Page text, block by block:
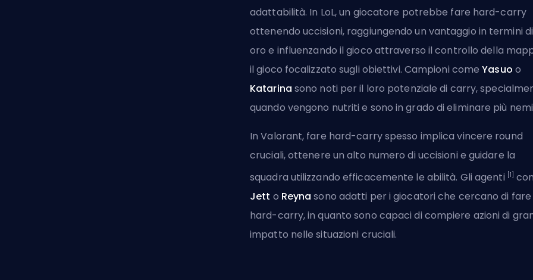
adattabilità. In LoL, un giocatore potrebbe fare hard-carry
ottenendo uccisioni, raggiungendo un vantaggio in termini di
oro e influenzando il gioco attraverso il controllo della
il gioco focalizzato sugli obiettivi. Campioni comeYasuo o
Katarina sono noti per il loro potenziale di carry,
quando vengono nutriti e sono in grado di eliminare più
In Valorant, fare hard-carry spesso implica vincere round
cruciali, ottenere un alto numero di uccisioni e guidare la
squadra utilizzando efficacemente le abilità. Gli agenti [1]
Jett o Reyna sono adatti per i giocatori che cercano di fare
hard-carry, in quanto sono capaci di compiere azioni di
impatto nelle situazioni cruciali.